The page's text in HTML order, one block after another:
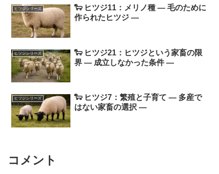
ヒツジシリーズ
🐑 ヒツジ11：メリノ種 ― 毛のために
作られたヒツジ ―
ヒツジシリーズ
🐑 ヒツジ21：ヒツジという家畜の限
界 ― 成立しなかった条件 ―
ヒツジシリーズ
🐑 ヒツジ7：繁殖と子育て ― 多産で
はない家畜の選択 ―
コメント